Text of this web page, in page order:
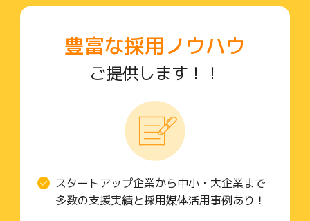
豊富な採用ノウハウ
ご提供します！！
スタートアップ企業から中小・大企業まで
多数の支援実績と採用媒体活用事例あり！